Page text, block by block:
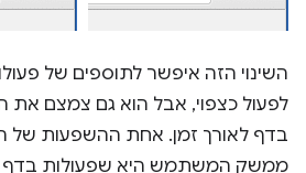
השינוי הזה איפשר לתוספים של
לפעול כצפוי, אבל הוא גם צמצם את
בדף לאורך זמן. אחת ההשפעות של
ממשק המשתמש היא שפעולות בדף